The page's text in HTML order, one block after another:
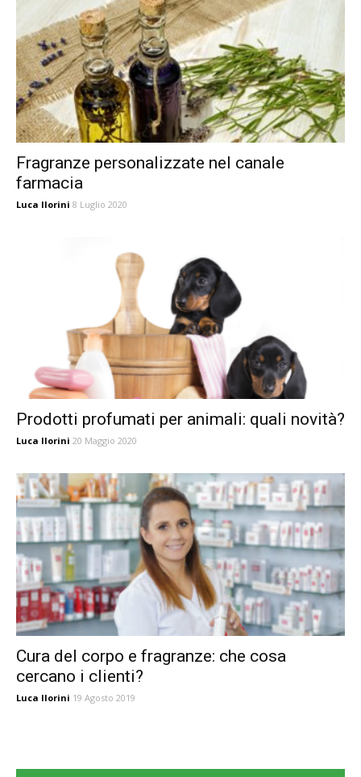
Fragranze personalizzate nel canale
farmacia
Luca Ilorini 8 Luglio 2020
Prodotti profumati per animali: quali novità?
Luca Ilorini 20 Maggio 2020
Cura del corpo e fragranze: che cosa
cercano i clienti?
Luca Ilorini 19 Agosto 2019